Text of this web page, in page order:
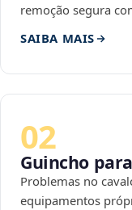
remoção segura
SAIBA MAIS
02
Guincho
Problemas no
equipamentos